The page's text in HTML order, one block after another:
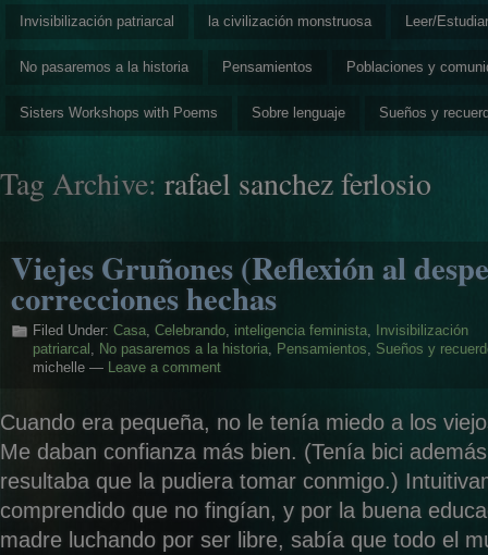
Invisibilización patriarcal la civilización monstruosa Leer/Estudiar
No pasaremos a la historia Pensamientos Poblaciones y
Sisters Workshops with Poems Sobre lenguaje Sueños y
Tag Archive: rafael sanchez ferlosio
Viejes Gruñones (Reflexión al
correcciones hechas
Filed Under: Casa, Celebrando, inteligencia feminista,
Invisibilización
patriarcal , No pasaremos a la historia, Pensamientos, Sueños y
michelle — Leave a comment
Cuando era pequeña, no le tenía miedo a los
Me daban confianza más bien. (Tenía bici
resultaba que la pudiera tomar conmigo.)
comprendido que no fingían, y por la buena
madre luchando por ser libre, sabía que todo el